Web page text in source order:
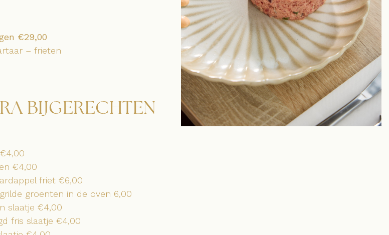
€29,00
– frieten
BIJGERECHTEN
€4,00
friet €6,00
groenten in de oven 6,00
slaatje €4,00
fris slaatje €4,00